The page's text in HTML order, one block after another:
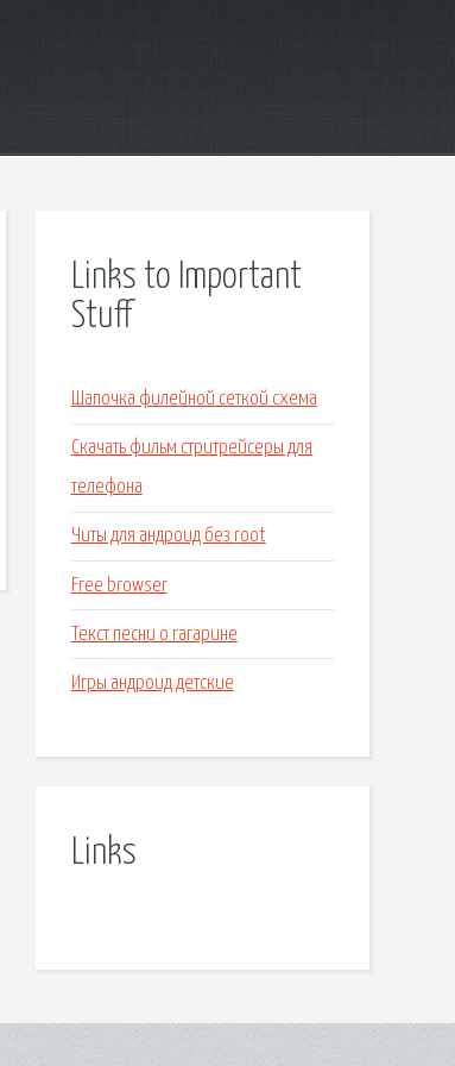
Links to Important
Stuff
Шапочка филейной сеткой схема
Скачать фильм стритрейсеры для
телефона
Читы для андроид без root
Free browser
Текст песни о гагарине
Игры андроид детские
Links